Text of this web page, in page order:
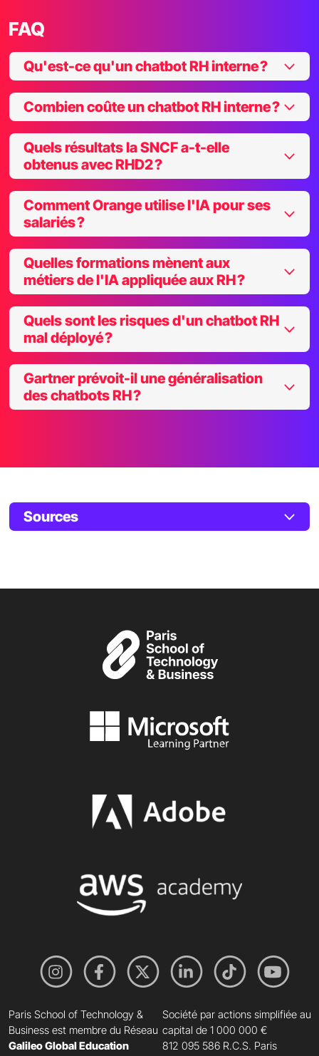
FAQ
Qu'est-ce qu'un chatbot RH interne ?
Combien coûte un chatbot RH interne ?
Quels résultats la SNCF a-t-elle
obtenus avec RHD2 ?
Comment Orange utilise l'IA pour ses
salariés ?
Quelles formations mènent aux
métiers de l'IA appliquée aux RH ?
Quels sont les risques d'un chatbot RH
mal déployé ?
Gartner prévoit-il une généralisation
des chatbots RH ?
Sources
Paris School of Technology &
Business est membre du Réseau
Galileo Global Education
Société par actions simplifiée au
capital de 1 000 000 €
812 095 586 R.C.S. Paris